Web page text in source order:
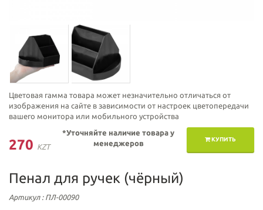
Цветовая гамма товара может незначительно отличаться от
изображения на сайте в зависимости от настроек цветопередачи
вашего монитора или мобильного устройства
270 KZT
КУПИТЬ
*Уточняйте наличие товара у
менеджеров
Пенал для ручек (чёрный)
Артикул: ПЛ-00090